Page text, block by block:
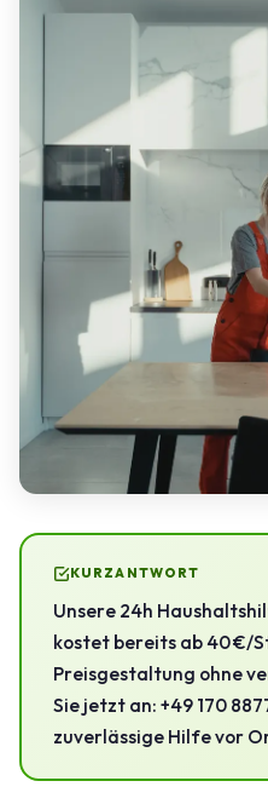
KURZANTWORT
Unsere 24h
kostet bereits ab 40 €/
Preisgestaltung ohne
Sie jetzt an: +49 170
zuverlässige Hilfe vor